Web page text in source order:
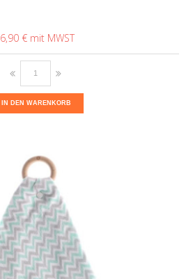
6,90 €
IN DEN WARENKORB